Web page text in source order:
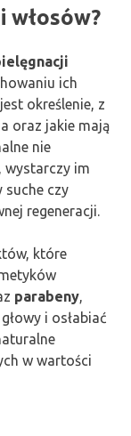
włosów?
ich
określenie, z
oraz jakie mają
nie
wystarczy im
suche czy
regeneracji.
które
parabeny,
i osłabiać
w wartości